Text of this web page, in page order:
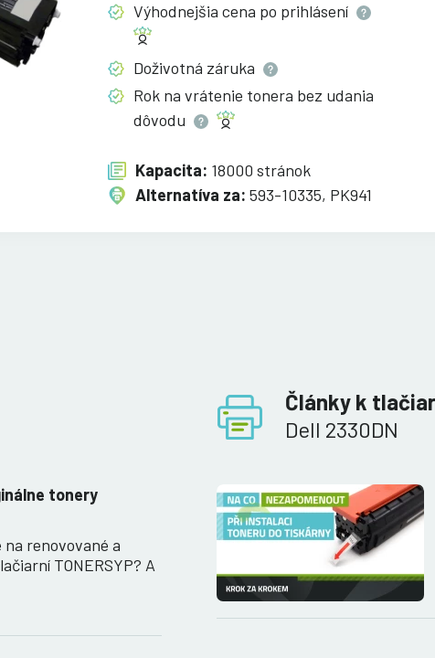
Výhodnejšia cena po prihlásení
Doživotná záruka
Rok na vrátenie tonera bez udania
dôvodu
Kapacita: 18000 stránok
Alternatíva za: 593-10335, PK941
Články k
Dell 2330DN
tonery
renovované a
TONERSYP? A